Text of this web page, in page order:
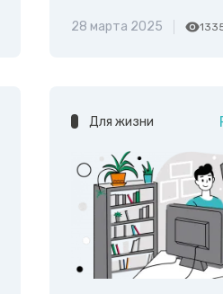
28 марта 2025
Для жизни